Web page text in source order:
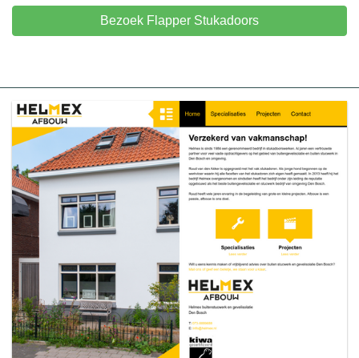
Bezoek Flapper Stukadoors